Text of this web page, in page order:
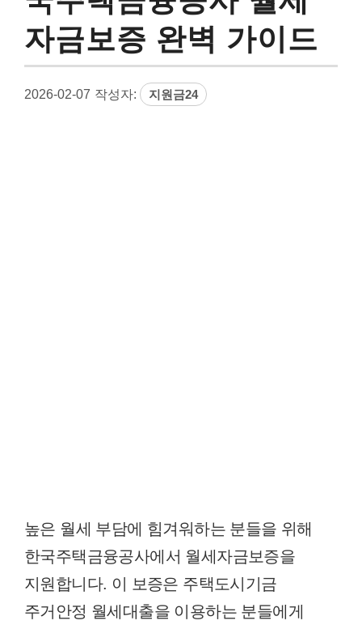
자금보증 완벽 가이드
2026-02-07 작성자: 지원금24
높은 월세 부담에 힘겨워하는 분들을 위해
한국주택금융공사에서 월세자금보증을
지원합니다. 이 보증은 주택도시기금
주거안정 월세대출을 이용하는 분들에게